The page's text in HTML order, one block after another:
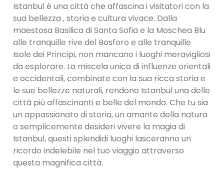
Istanbul è una città che affascina i visitatori con la
sua bellezza , storia e cultura vivace. Dalla
maestosa Basilica di Santa Sofia e la Moschea Blu
alle tranquille rive del Bosforo e alle tranquille
Isole dei Principi, non mancano i luoghi meravigliosi
da esplorare. La miscela unica di influenze orientali
e occidentali, combinate con la sua ricca storia e
le sue bellezze naturali, rendono Istanbul una delle
città più affascinanti e belle del mondo. Che tu sia
un appassionato di storia, un amante della natura
o semplicemente desideri vivere la magia di
Istanbul, questi splendidi luoghi lasceranno un
ricordo indelebile nel tuo viaggio attraverso
questa magnifica città.